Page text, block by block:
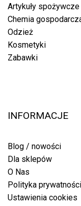
Artykuły spożywcze
Chemia
Odzież
Kosmetyki
Zabawki
INFORMACJE
Blog / nowości
Dla sklepów
O Nas
Polityka prywatności
Ustawienia cookies